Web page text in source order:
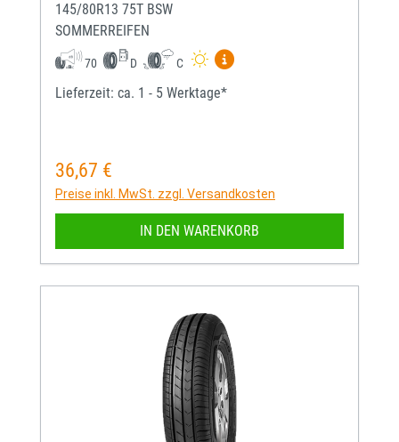
145/80R13 75T BSW
SOMMERREIFEN
70 D C
Mehr Informationen zum
Lieferzeit: ca. 1 - 5 Werktage*
Regulärer Preis:
36,67 €
Preise inkl. MwSt. zzgl. Versandkosten
IN DEN WARENKORB